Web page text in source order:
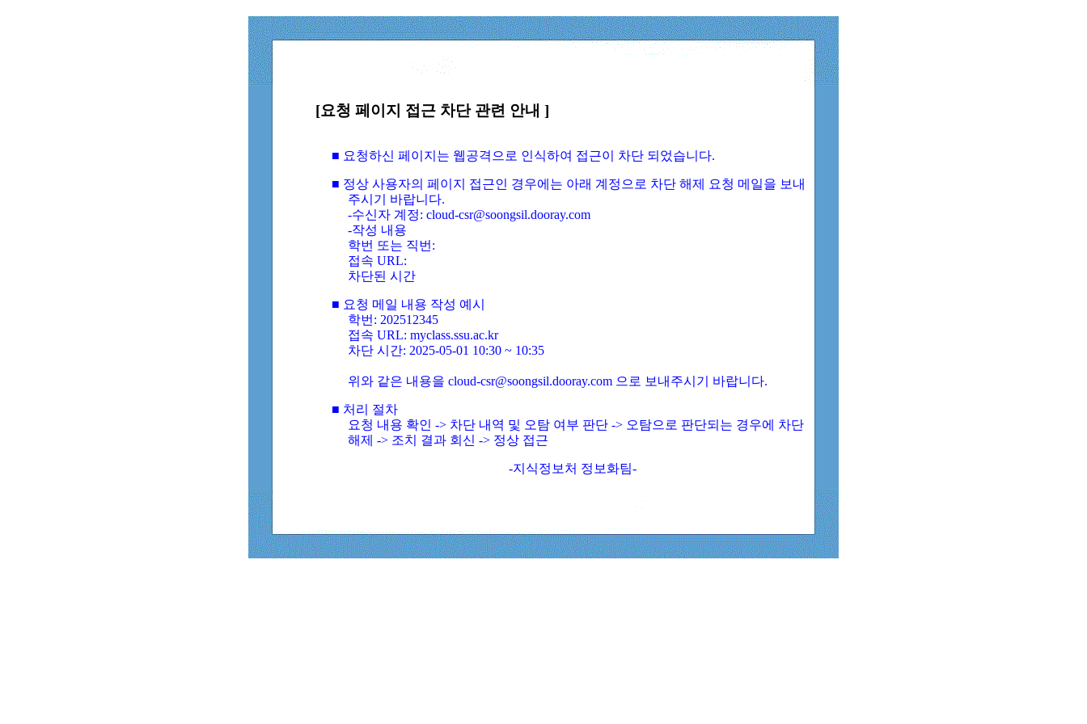
[요청 페이지 접근 차단 관련 안내 ]
■ 요청하신 페이지는 웹공격으로 인식하여 접근이 차단 되었습니다.
■ 정상 사용자의 페이지 접근인 경우에는 아래 계정으로 차단 해제 요청 메일을 보내
주시기 바랍니다.
-수신자 계정: cloud-csr@soongsil.dooray.com
-작성 내용
학번 또는 직번:
접속 URL:
차단된 시간
■ 요청 메일 내용 작성 예시
학번: 202512345
접속 URL: myclass.ssu.ac.kr
차단 시간: 2025-05-01 10:30 ~ 10:35
위와 같은 내용을 cloud-csr@soongsil.dooray.com 으로 보내주시기 바랍니다.
■ 처리 절차
요청 내용 확인 -> 차단 내역 및 오탐 여부 판단 -> 오탐으로 판단되는 경우에 차단
해제 -> 조치 결과 회신 -> 정상 접근
-지식정보처 정보화팀-